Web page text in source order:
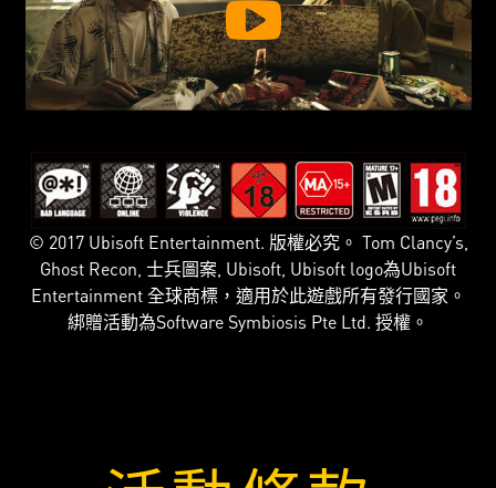
© 2017 Ubisoft Entertainment. 版權必究。 Tom Clancy’s,
Ghost Recon, 士兵圖案, Ubisoft, Ubisoft logo為Ubisoft
Entertainment 全球商標，適用於此遊戲所有發行國家。
綁贈活動為Software Symbiosis Pte Ltd. 授權。